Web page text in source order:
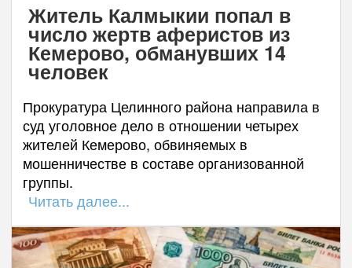
Житель Калмыкии попал в
число жертв аферистов из
Кемерово, обманувших 14
человек
Прокуратура Целинного района направила в
суд уголовное дело в отношении четырех
жителей Кемерово, обвиняемых в
мошенничестве в составе организованной
группы.
Читать далее...